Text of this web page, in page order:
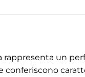
un
conferiscono